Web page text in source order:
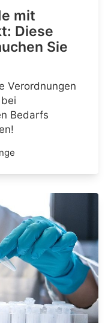
mit
Diese
Sie
Verordnungen
Bedarfs